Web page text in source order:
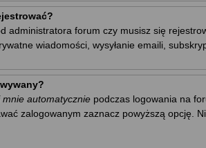
administratora forum czy musisz się
wiadomości, wysyłanie emaili,
mnie automatycznie podczas logowania na
zalogowanym zaznacz powyższą opcję.